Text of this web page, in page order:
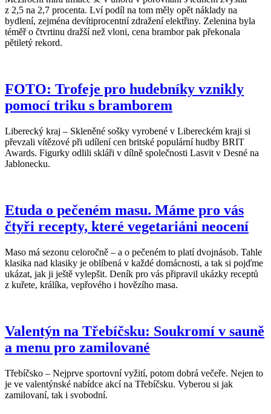
z 2,5 na 2,7 procenta. Lví podíl na tom měly opět náklady na
bydlení, zejména devítiprocentní zdražení elektřiny. Zelenina byla
téměř o čtvrtinu dražší než vloni, cena brambor pak překonala
pětiletý rekord.
FOTO: Trofeje pro hudebníky vznikly
pomocí triku s bramborem
Liberecký kraj – Skleněné sošky vyrobené v Libereckém kraji si
převzali vítězové při udílení cen britské populární hudby BRIT
Awards. Figurky odlili skláři v dílně společnosti Lasvit v Desné na
Jablonecku.
Etuda o pečeném masu. Máme pro vás
čtyři recepty, které vegetariáni neocení
Maso má sezonu celoročně ­– a o pečeném to platí dvojnásob. Tahle
klasika nad klasiky je oblíbená v každé domácnosti, a tak si pojďme
ukázat, jak ji ještě vylepšit. Deník pro vás připravil ukázky receptů
z kuřete, králíka, vepřového i hovězího masa.
Valentýn na Třebíčsku: Soukromí v sauně
a menu pro zamilované
Třebíčsko – Nejprve sportovní vyžití, potom dobrá večeře. Nejen to
je ve valentýnské nabídce akcí na Třebíčsku. Vyberou si jak
zamilovaní, tak i svobodní.